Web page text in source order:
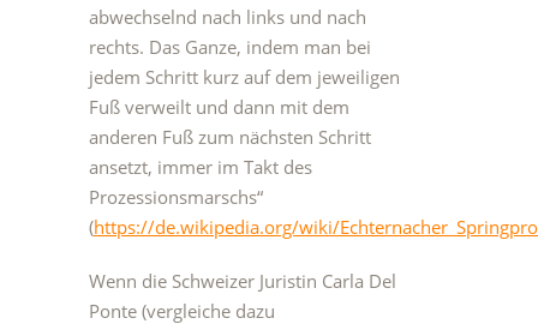
abwechselnd nach links und nach
rechts. Das Ganze, indem man bei
jedem Schritt kurz auf dem jeweiligen
Fuß verweilt und dann mit dem
anderen Fuß zum nächsten Schritt
ansetzt, immer im Takt des
Prozessionsmarschs“
(https://de.wikipedia.org/wiki/
Wenn die Schweizer Juristin Carla Del
Ponte (vergleiche dazu